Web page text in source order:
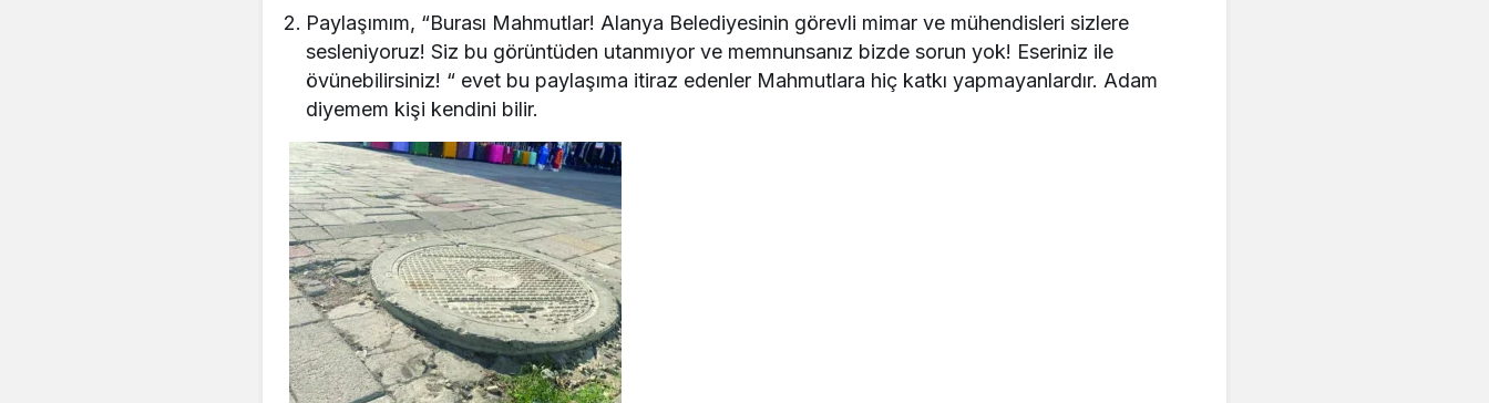
Paylaşımım, “Burası Mahmutlar! Alanya Belediyesinin görevli mimar ve mühendisleri sizlere
sesleniyoruz! Siz bu görüntüden utanmıyor ve memnunsanız bizde sorun yok! Eseriniz ile
övünebilirsiniz! “ evet bu paylaşıma itiraz edenler Mahmutlara hiç katkı yapmayanlardır. Adam
diyemem kişi kendini bilir.